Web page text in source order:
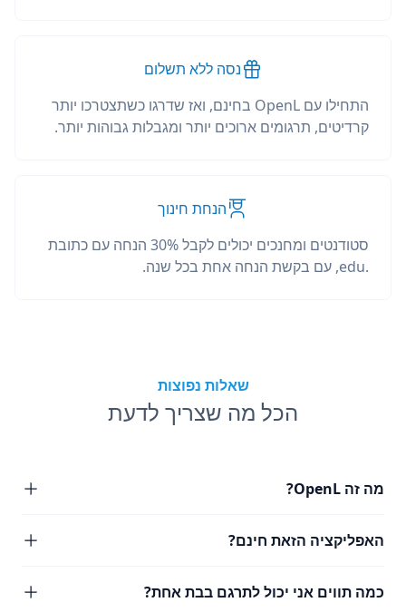
נסה ללא תשלום
התחילו עם OpenL בחינם, ואז שדרגו כשתצטרכו יותר
קרדיטים, תרגומים ארוכים יותר ומגבלות גבוהות יותר.
הנחת חינוך
סטודנטים ומחנכים יכולים לקבל 30% הנחה עם כתובת
.edu, עם בקשת הנחה אחת בכל שנה.
שאלות נפוצות
הכל מה שצריך לדעת
מה זה OpenL?
האפליקציה הזאת חינם?
כמה תווים אני יכול לתרגם בבת אחת?